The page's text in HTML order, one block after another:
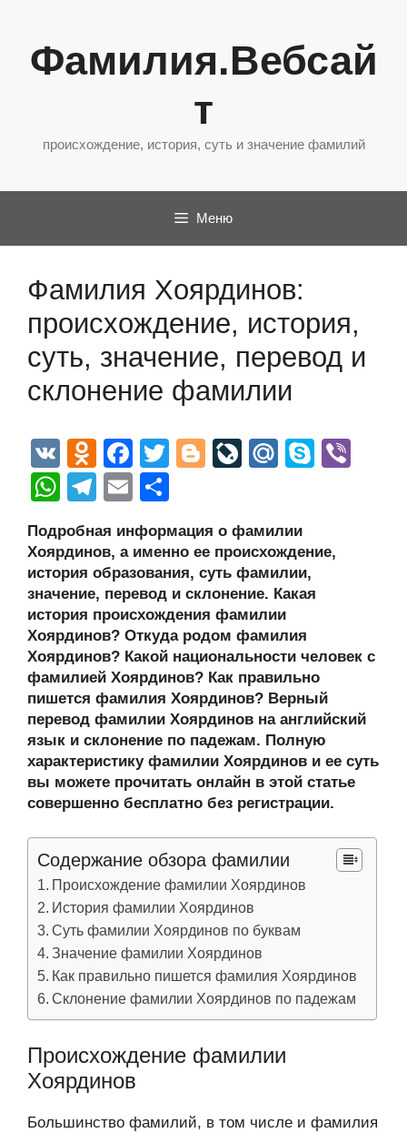
содержимому
Фамилия.Вебсай
т
происхождение, история, суть и значение фамилий
Меню
Фамилия Хоярдинов:
происхождение, история,
суть, значение, перевод и
склонение фамилии
V
K
O
d
n
o
kl
a
ss
ni
ki
F
a
c
e
b
o
o
k
T
er
Bl
g
er
Li
J
o
ur
n
al
M
u
S
e
W
at
s
A
p
p
T
e
gr
a
m
E
ail р
а
в
и
ть
Подробная информация о фамилии
Хоярдинов, а именно ее происхождение,
история образования, суть фамилии,
значение, перевод и склонение. Какая
история происхождения фамилии
Хоярдинов? Откуда родом фамилия
Хоярдинов? Какой национальности человек с
фамилией Хоярдинов? Как правильно
пишется фамилия Хоярдинов? Верный
перевод фамилии Хоярдинов на английский
язык и склонение по падежам. Полную
характеристику фамилии Хоярдинов и ее суть
вы можете прочитать онлайн в этой статье
совершенно бесплатно без регистрации.
Содержание обзора фамилии
Происхождение фамилии Хоярдинов
История фамилии Хоярдинов
Суть фамилии Хоярдинов по буквам
Значение фамилии Хоярдинов
Как правильно пишется фамилия Хоярдинов
Склонение фамилии Хоярдинов по падежам
Происхождение фамилии
Хоярдинов
Большинство фамилий, в том числе и фамилия